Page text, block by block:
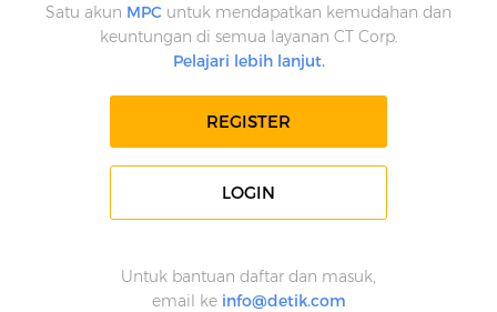
Satu akun MPC untuk mendapatkan kemudahan dan
keuntungan di semua layanan CT Corp.
Pelajari lebih lanjut.
REGISTER
LOGIN
Untuk bantuan daftar dan masuk,
email ke info@detik.com